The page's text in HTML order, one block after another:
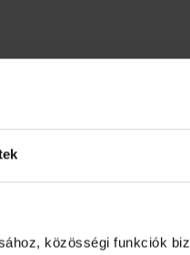
közösségi funkciók
u. 3-5. Vevőszolgálat:
Fénytől védett hűvös